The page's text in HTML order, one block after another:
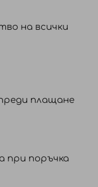
на всички
плащане
при поръчка